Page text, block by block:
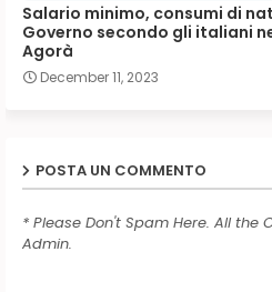
Salario minimo, consumi di
Governo secondo gli italiani
Agorà
December 11, 2023
POSTA UN COMMENTO
* Please Don't Spam Here. All the
Admin.